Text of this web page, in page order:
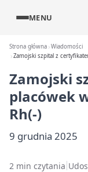
MENU
Strona główna Wiadomości
Zamojski szpital z
Zamojski
placówek
Rh(-)
9 grudnia 2025
2 min czytania